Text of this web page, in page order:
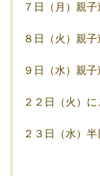
７日（月）親子
８日（火）親子
９日（水）親子
２２日（火）
２３日（水）